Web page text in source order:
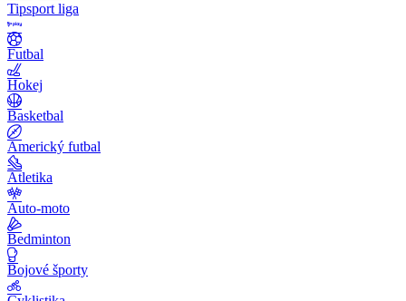
Tipsport liga
Futbal
Hokej
Basketbal
Americký futbal
Atletika
Auto-moto
Bedminton
Bojové športy